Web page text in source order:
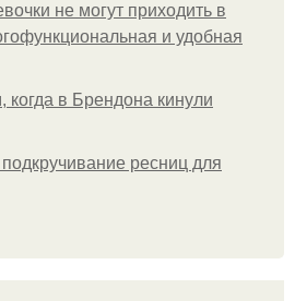
не могут приходить в
и удобная
в Брендона кинули
ресниц для